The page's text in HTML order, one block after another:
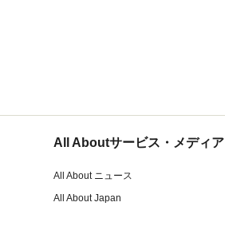
All Aboutサービス・メディア
All About ニュース
All About Japan